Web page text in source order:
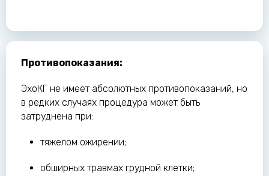
Противопоказания:
ЭхоКГ не имеет абсолютных противопоказаний, но
в редких случаях процедура может быть
затруднена при:
тяжелом ожирении;
обширных травмах грудной клетки;